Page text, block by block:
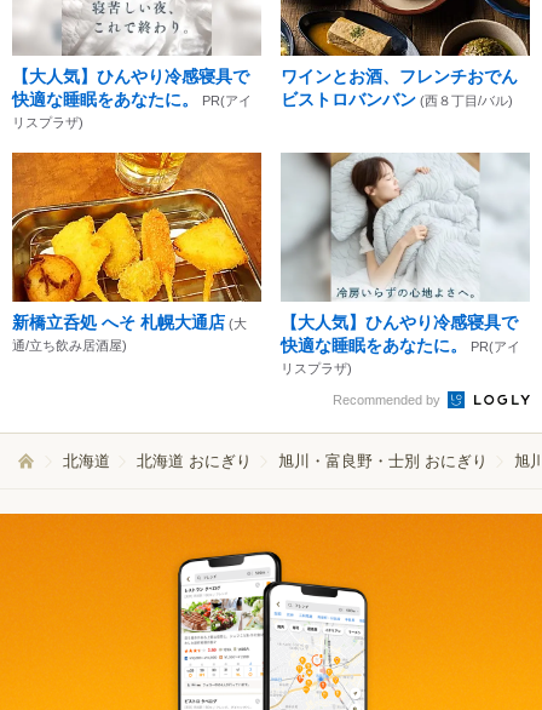
【大人気】ひんやり冷感寝具で
快適な睡眠をあなたに。
PR(アイ
リスプラザ)
ワインとお酒、フレンチおでん
ビストロバンバン (西８丁目/バル)
新橋立呑処 へそ 札幌大通店 (大
通/立ち飲み居酒屋)
【大人気】ひんやり冷感寝具で
快適な睡眠をあなたに。
PR(アイ
リスプラザ)
Recommended by
北海道 北海道 おにぎり 旭川・富良野・士別 おにぎり 旭